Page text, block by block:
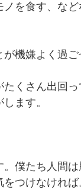
を食す、な
機嫌よく過ご
くさん出回
ます。
僕たち人間
つけなければ